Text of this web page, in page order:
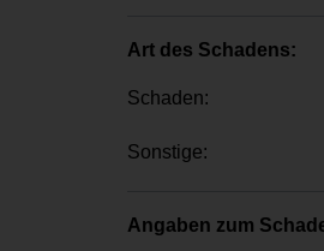
Art des Schadens:
Schaden:
Sonstige:
Angaben zum